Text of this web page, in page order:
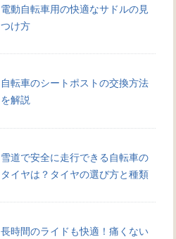
電動自転車用の快適なサドルの見
つけ方
自転車のシートポストの交換方法
を解説
雪道で安全に走行できる自転車の
タイヤは？タイヤの選び方と種類
長時間のライドも快適！痛くない